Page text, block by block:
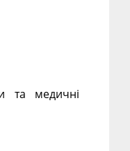
та медичні